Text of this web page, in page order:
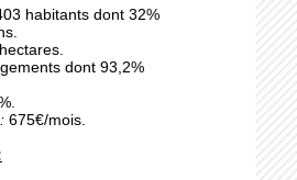
au
habitants dont 32%
dont 93,2%
675€/mois.